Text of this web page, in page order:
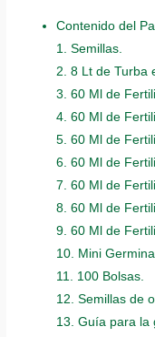
Contenido del
1. Semillas.
2. 8 Lt de Turba
3. 60 Ml de
4. 60 Ml de
5. 60 Ml de
6. 60 Ml de
7. 60 Ml de
8. 60 Ml de
9. 60 Ml de
10. Mini
11. 100 Bolsas.
12. Semillas de
13. Guía para la